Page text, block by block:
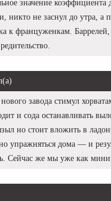
значение коэффициента
никто не заснул до утра, а
к француженкам. Баррелей,
завода стимул
и сода останавливать
но стоит вложить в
упражняться дома — и
Сейчас же мы уже как